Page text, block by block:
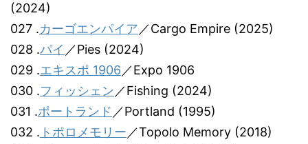
(2024)
027 .カーゴエンパイア ／Cargo Empire (2025)
028 .パイ ／Pies (2024)
029 .エキスポ 1906 ／Expo 1906
030 .フィッシェン ／Fishing (2024)
031 .ポートランド ／Portland (1995)
032 . トポロメモリー ／Topolo Memory (2018)